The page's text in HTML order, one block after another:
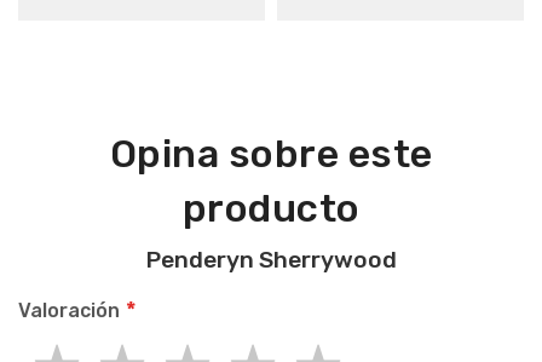
Opina sobre este
producto
Penderyn Sherrywood
Valoración